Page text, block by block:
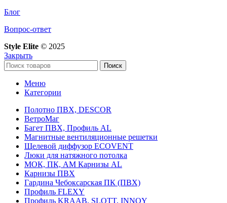
Блог
Вопрос-ответ
Style Elite © 2025
Закрыть
Поиск
Меню
Категории
Полотно ПВХ, DESCOR
ВетроМаг
Багет ПВХ, Профиль AL
Магнитные вентиляционные решетки
Щелевой диффузор ECOVENT
Люки для натяжного потолка
МОК, ПК, АМ Карнизы AL
Карнизы ПВХ
Гардина Чебоксарская ПК (ПВХ)
Профиль FLEXY
Профиль KRAAB, SLOTT, INNOY